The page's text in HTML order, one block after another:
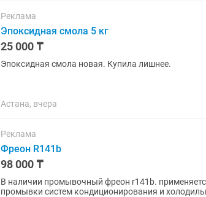
Реклама
Эпоксидная смола 5 кг
25 000 ₸
Эпоксидная смола новая. Купила лишнее.
Астана, вчера
Реклама
Фреон R141b
98 000 ₸
В наличии промывочный фреон r141b.
промывки систем кондиционирования и